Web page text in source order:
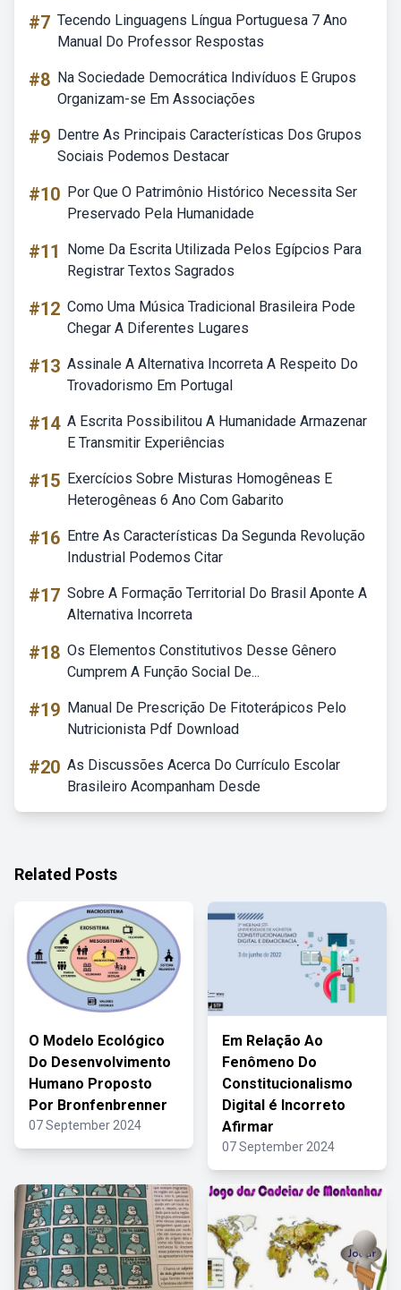
#7 Tecendo Linguagens Língua Portuguesa 7 Ano
Manual Do Professor Respostas
#8 Na Sociedade Democrática Indivíduos E Grupos
Organizam-se Em Associações
#9 Dentre As Principais Características Dos Grupos
Sociais Podemos Destacar
#10 Por Que O Patrimônio Histórico Necessita Ser
Preservado Pela Humanidade
#11
Nome Da Escrita Utilizada Pelos Egípcios Para
Registrar Textos Sagrados
#12 Como Uma Música Tradicional Brasileira Pode
Chegar A Diferentes Lugares
#13 Assinale A Alternativa Incorreta A Respeito Do
Trovadorismo Em Portugal
#14 A Escrita Possibilitou A Humanidade Armazenar
E Transmitir Experiências
#15 Exercícios Sobre Misturas Homogêneas E
Heterogêneas 6 Ano Com Gabarito
#16 Entre As Características Da Segunda Revolução
Industrial Podemos Citar
#17 Sobre A Formação Territorial Do Brasil Aponte A
Alternativa Incorreta
#18 Os Elementos Constitutivos Desse Gênero
Cumprem A Função Social De...
#19 Manual De Prescrição De Fitoterápicos Pelo
Nutricionista Pdf Download
#20 As Discussões Acerca Do Currículo Escolar
Brasileiro Acompanham Desde
Related Posts
O Modelo Ecológico
Do Desenvolvimento
Humano Proposto
Por Bronfenbrenner
07 September 2024
Em Relação Ao
Fenômeno Do
Constitucionalismo
Digital é Incorreto
Afirmar
07 September 2024